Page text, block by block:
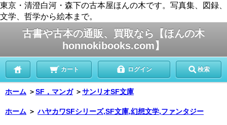
東京・清澄白河・森下の古本屋ほんの木です。写真集、図録、
文学、哲学から絵本まで。
古書や古本の通販、買取なら【ほんの木
honnokibooks.com】
カート ログイン 検索
ホーム ＞SF，マンガ ＞サンリオSF文庫
ホーム ＞ ハヤカワSFシリーズ,SF文庫,幻想文学,ファンタジー